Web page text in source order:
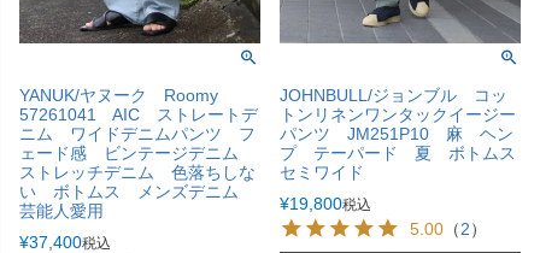
YANUK/ヤヌーク Roomy
57261041 AIC ストレートデ
ニム ワイドデニムパンツ フ
ェード感 ビンテージデニム
ストレッチデニム 色落ちしな
い ボトムス メンズデニム
芸能人愛用
¥37,400税込
JOHNBULL/ジョンブル コッ
トンリネンワンタックイージー
パンツ JM251P10 麻 ヘン
プ テーパード 夏 ボトムス
セミワイド
¥19,800税込
5.00 （2）